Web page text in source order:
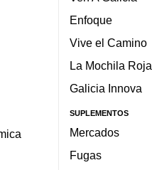
Enfoque
Vive el Camino
La Mochila Roja
Galicia Innova
SUPLEMENTOS
Mercados
Fugas